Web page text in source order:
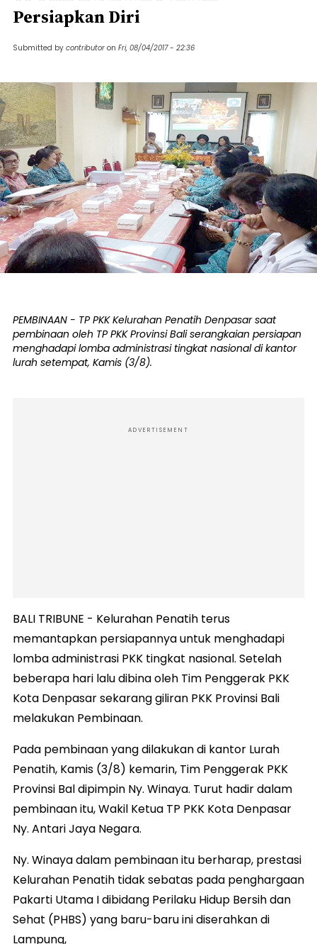
Persiapkan Diri
Submitted by contributor on Fri, 08/04/2017 - 22:36
PEMBINAAN - TP PKK Kelurahan Penatih Denpasar saat
pembinaan oleh TP PKK Provinsi Bali serangkaian persiapan
menghadapi lomba administrasi tingkat nasional di kantor
lurah setempat, Kamis (3/8).
ADVERTISEMENT
BALI TRIBUNE - Kelurahan Penatih terus
memantapkan persiapannya untuk menghadapi
lomba administrasi PKK tingkat nasional. Setelah
beberapa hari lalu dibina oleh Tim Penggerak PKK
Kota Denpasar sekarang giliran PKK Provinsi Bali
melakukan Pembinaan.
Pada pembinaan yang dilakukan di kantor Lurah
Penatih, Kamis (3/8) kemarin, Tim Penggerak PKK
Provinsi Bal dipimpin Ny. Winaya. Turut hadir dalam
pembinaan itu, Wakil Ketua TP PKK Kota Denpasar
Ny. Antari Jaya Negara.
Ny. Winaya dalam pembinaan itu berharap, prestasi
Kelurahan Penatih tidak sebatas pada penghargaan
Pakarti Utama I dibidang Perilaku Hidup Bersih dan
Sehat (PHBS) yang baru-baru ini diserahkan di
Lampung,